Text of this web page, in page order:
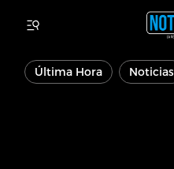
Última Hora Noticias